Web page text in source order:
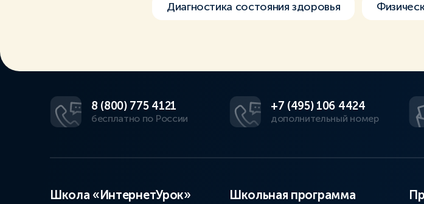
Диагностика состояния здоровья
8 (800) 775 4121
бесплатно по России
+7 (495) 106 4424
дополнительный номер
Школа «ИнтернетУрок» Школьная программа